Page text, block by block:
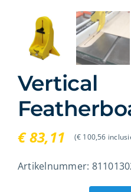
Over ons
Contact
Winkelwagen
Zoeken
naar:
Vertical
€83,11 (€ 100,56
Artikelnummer: